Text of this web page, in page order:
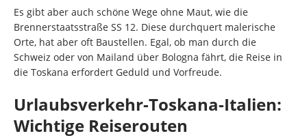
Es gibt aber auch schöne Wege ohne Maut, wie die
Brennerstaatsstraße SS 12. Diese durchquert malerische
Orte, hat aber oft Baustellen. Egal, ob man durch die
Schweiz oder von Mailand über Bologna fährt, die Reise in
die Toskana erfordert Geduld und Vorfreude.
Urlaubsverkehr-Toskana-Italien:
Wichtige Reiserouten